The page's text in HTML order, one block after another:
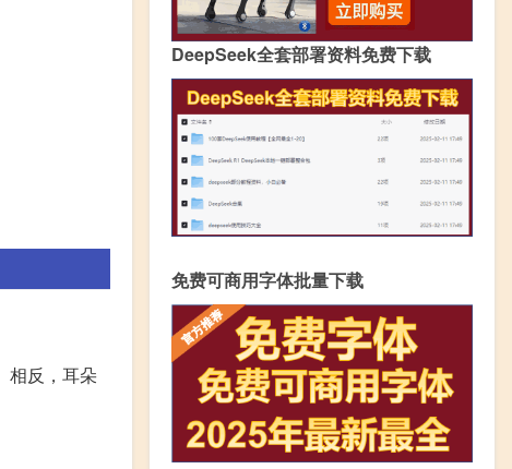
相反，耳朵
DeepSeek全套部署资料免费下载
免费可商用字体批量下载